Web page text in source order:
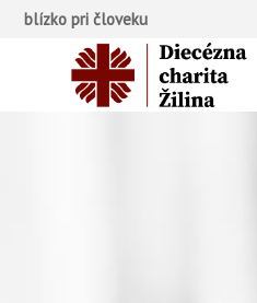
blízko pri človeku